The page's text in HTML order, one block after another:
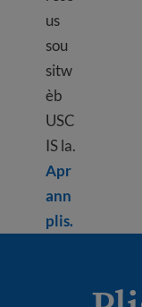
us
sou
sitw
èb
USC
IS la.
Apr
ann
plis.Learn